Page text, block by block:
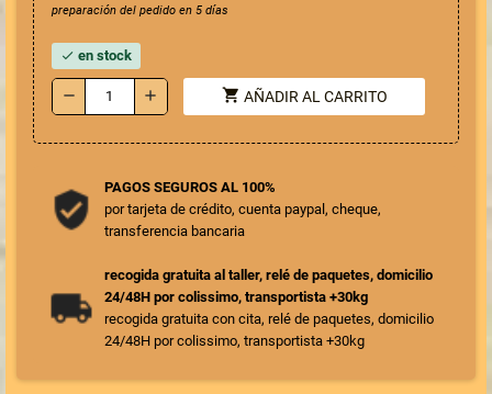
preparación del pedido en 5 días
check en stock
remove add shopping_cart AÑADIR AL CARRITO
PAGOS SEGUROS AL 100%
por tarjeta de crédito, cuenta paypal, cheque,
transferencia bancaria
recogida gratuita al taller, relé de paquetes, domicilio
24/48H por colissimo, transportista +30kg
recogida gratuita con cita, relé de paquetes, domicilio
24/48H por colissimo, transportista +30kg